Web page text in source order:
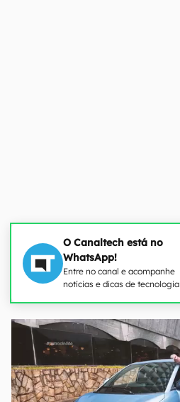
O Canaltech está no
WhatsApp!
Entre no canal e acompanhe
notícias e dicas de tecnologia